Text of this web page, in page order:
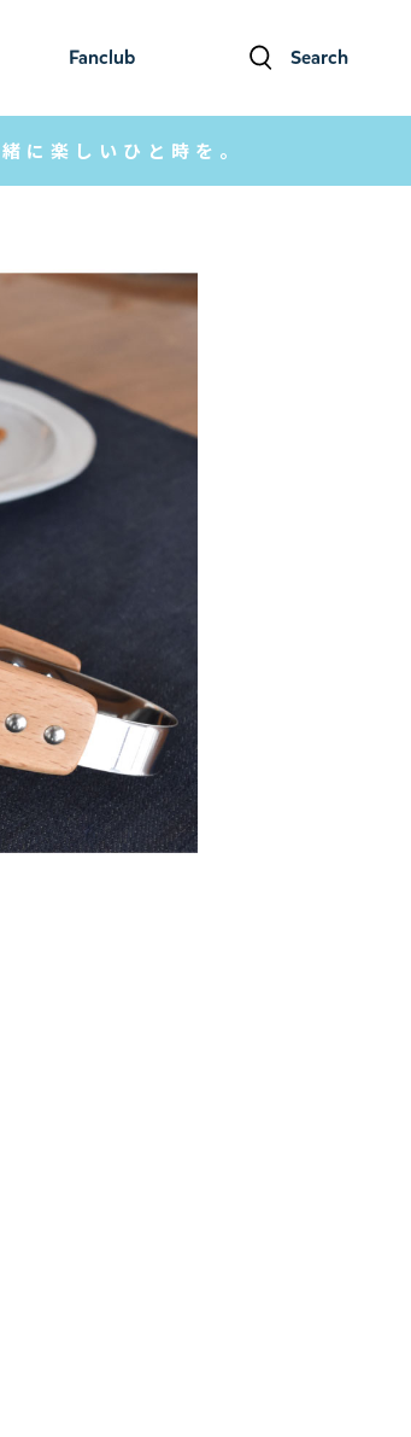
Fanclub Search
に楽しいひと時を。